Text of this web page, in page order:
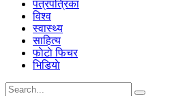
पत्रपत्रिका
विश्व
स्वास्थ्य
साहित्य
फाेटाे फिचर
भिडियाे